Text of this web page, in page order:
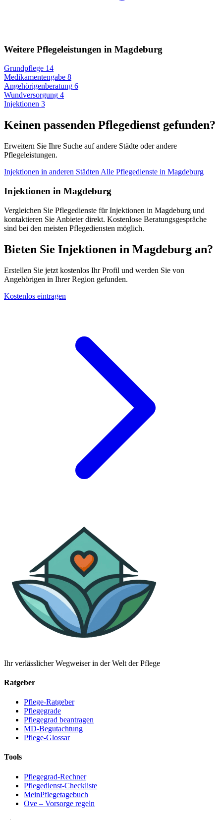
Weitere Pflegeleistungen in Magdeburg
Grundpflege 14
Medikamentengabe 8
Angehörigenberatung 6
Wundversorgung 4
Injektionen 3
Keinen passenden Pflegedienst gefunden?
Erweitern Sie Ihre Suche auf andere Städte oder andere
Pflegeleistungen.
Injektionen in anderen Städten Alle Pflegedienste in Magdeburg
Injektionen in Magdeburg
Vergleichen Sie Pflegedienste für Injektionen in Magdeburg und
kontaktieren Sie Anbieter direkt. Kostenlose Beratungsgespräche
sind bei den meisten Pflegediensten möglich.
Bieten Sie Injektionen in Magdeburg an?
Erstellen Sie jetzt kostenlos Ihr Profil und werden Sie von
Angehörigen in Ihrer Region gefunden.
Kostenlos eintragen
Ihr verlässlicher Wegweiser in der Welt der Pflege
Ratgeber
Pflege-Ratgeber
Pflegegrade
Pflegegrad beantragen
MD-Begutachtung
Pflege-Glossar
Tools
Pflegegrad-Rechner
Pflegedienst-Checkliste
MeinPflegetagebuch
Ove – Vorsorge regeln